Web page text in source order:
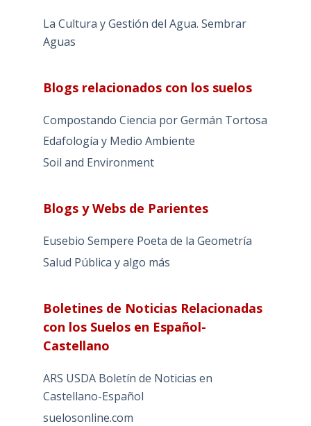
La Cultura y Gestión del Agua. Sembrar
Aguas
Blogs relacionados con los suelos
Compostando Ciencia por Germán Tortosa
Edafología y Medio Ambiente
Soil and Environment
Blogs y Webs de Parientes
Eusebio Sempere Poeta de la Geometría
Salud Pública y algo más
Boletines de Noticias Relacionadas
con los Suelos en Español-
Castellano
ARS USDA Boletín de Noticias en
Castellano-Español
suelosonline.com